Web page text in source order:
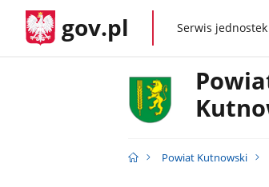
gov.pl gov.plSerwis
Powiat Kutnowski